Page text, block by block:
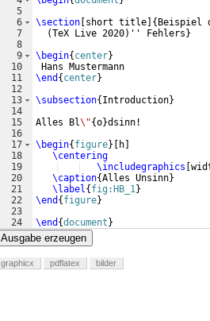
5
6
7
8
9
10
11
12
13
14
15
16
17
18
19
20
21
22
23
24
\section short title { Beispiel
(TeX Live 2020) '' Fehlers }
\begin{ center}
Hans Mustermann
\end { center}
\subsection{ Introduction}
Alles Bl\"{o}dsinn!
\begin{ figure} h
\centering
\includegraphics
\caption{Alles Unsinn}
\label{ fig:HB_1}
\end { figure}
\end {document }
Ausgabe erzeugen
graphicx pdflatex bilder